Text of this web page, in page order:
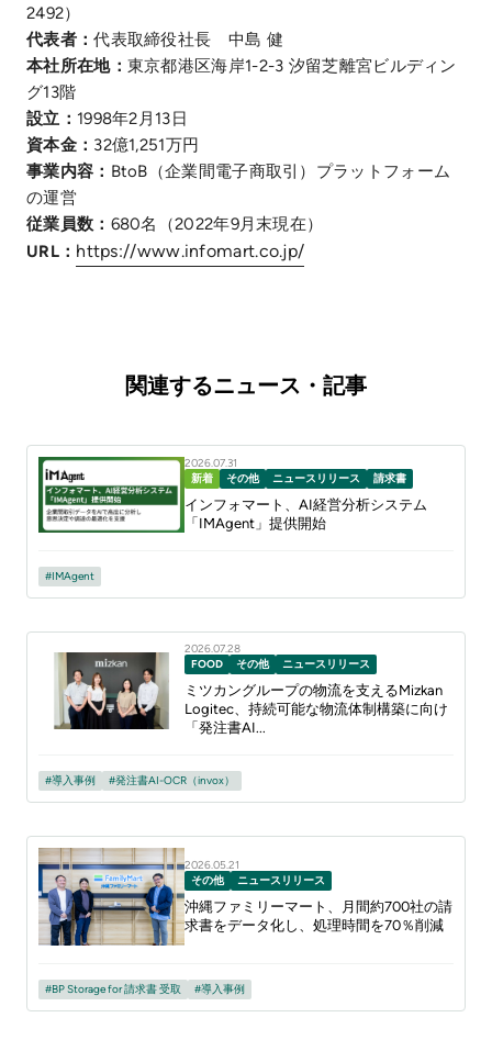
2492）
代表者：代表取締役社長 中島 健
本社所在地： 東京都港区海岸1-2-3 汐留芝離宮ビルディン
グ13階
設立： 1998年2月13日
資本金： 32億1,251万円
事業内容： BtoB（企業間電子商取引）プラットフォーム
の運営
従業員数： 680名（2022年9月末現在）
URL： https://www.infomart.co.jp/
関連するニュース・記事
2026.07.31
新着
その他 ニュースリリース 請求書
インフォマート、AI経営分析システム
「IMAgent」提供開始
IMAgent
2026.07.28
FOOD
その他 ニュースリリース
ミツカングループの物流を支えるMizkan
Logitec、持続可能な物流体制構築に向け
「発注書AI...
導入事例 発注書AI-OCR（invox）
2026.05.21
その他
ニュースリリース
沖縄ファミリーマート、月間約700社の請
求書をデータ化し、処理時間を70％削減
BP Storage for 請求書 受取 導入事例